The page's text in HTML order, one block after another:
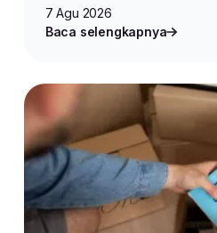
7 Agu 2026
Baca selengkapnya